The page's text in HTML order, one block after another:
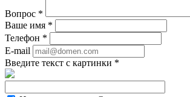
Вопрос *
Ваше имя *
Телефон *
E-mail
Введите текст с картинки *